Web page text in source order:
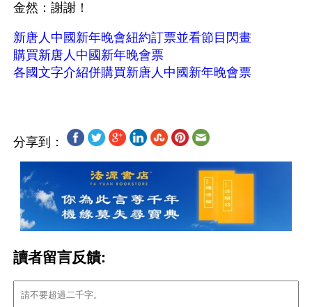
金然：謝謝！
新唐人中國新年晚會紐約訂票並看節目閃畫
購買新唐人中國新年晚會票
各國文字介紹併購買新唐人中國新年晚會票
分享到：
讀者留言反饋: